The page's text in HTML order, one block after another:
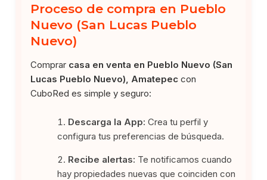
Proceso de compra en Pueblo
Nuevo (San Lucas Pueblo
Nuevo)
Comprar casa en venta en Pueblo Nuevo (San
Lucas Pueblo Nuevo), Amatepec con
CuboRed es simple y seguro:
Descarga la App: Crea tu perfil y
configura tus preferencias de búsqueda.
Recibe alertas: Te notificamos cuando
hay propiedades nuevas que coinciden con